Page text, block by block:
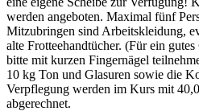
werden angeboten. Maximal fünf
Mitzubringen sind Arbeitskleidung,
alte Frotteehandtücher. (Für ein
bitte mit kurzen Fingernägel
10 kg Ton und Glasuren sowie die
Verpflegung werden im Kurs mit
abgerechnet.